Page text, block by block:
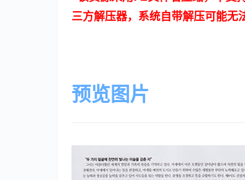
三方解压器，系统自带解压可能无
预览图片